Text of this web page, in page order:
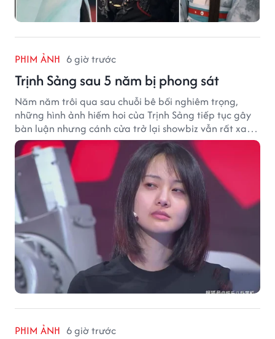
PHIM ẢNH 6 giờ trước
Trịnh Sảng sau 5 năm bị phong sát
Năm năm trôi qua sau chuỗi bê bối nghiêm trọng,
những hình ảnh hiếm hoi của Trịnh Sảng tiếp tục gây
bàn luận nhưng cánh cửa trở lại showbiz vẫn rất xa
vời.
PHIM ẢNH 6 giờ trước